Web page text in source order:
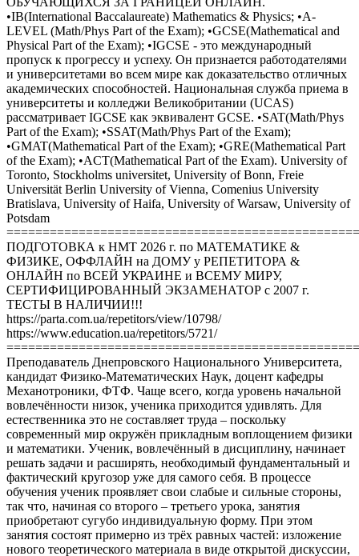
•IB(International Baccalaureate) Mathematics & Physics; •A-
LEVEL (Math/Phys Part of the Exam); •GCSE(Mathematical and
Physical Part of the Exam); •IGCSE - это международный
пропуск к прогрессу и успеху. Он признается работодателями
и университетами во всем мире как доказательство отличных
академических способностей. Национальная служба приема в
университеты и колледжи Великобритании (UCAS)
рассматривает IGCSE как эквивалент GCSE. •SAT(Math/Phys
Part of the Exam); •SSAT(Math/Phys Part of the Exam);
•GMAT(Mathematical Part of the Exam); •GRE(Mathematical Part
of the Exam); •ACT(Mathematical Part of the Exam). University of
Toronto, Stockholms universitet, University of Bonn, Freie
Universität Berlin University of Vienna, Comenius University
Bratislava, University of Haifa, University of Warsaw, University of
Potsdam
ПОДГОТОВКА к НМТ 2026 г. по МАТЕМАТИКЕ &
ФИЗИКЕ, ОФФЛАЙН на ДОМУ у РЕПЕТИТОРА &
ОНЛАЙН по ВСЕЙ УКРАИНЕ и ВСЕМУ МИРУ,
СЕРТИФИЦИРОВАННЫЙ ЭКЗАМЕНАТОР с 2007 г.
ТЕСТЫ В НАЛИЧИИ!!!
https://parta.com.ua/repetitors/view/10798/
https://www.education.ua/repetitors/5721/
Преподаватель Днепровского Национального Университета,
кандидат Физико-Математических Наук, доцент кафедры
Механотроники, ФТФ. Чаще всего, когда уровень начальной
вовлечённости низок, ученика приходится удивлять. Для
естественника это не составляет труда – поскольку
современный мир окружён прикладным воплощением физики
и математики. Ученик, вовлечённый в дисциплину, начинает
решать задачи и расширять, необходимый фундаментальный и
фактический кругозор уже для самого себя. В процессе
обучения ученик проявляет свои слабые и сильные стороны,
так что, начиная со второго – третьего урока, занятия
приобретают сугубо индивидуальную форму. При этом
занятия состоят примерно из трёх равных частей: изложение
нового теоретического материала в виде открытой дискуссии,